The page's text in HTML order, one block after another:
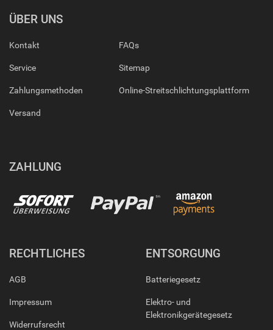
ÜBER UNS
Kontakt
Service
Zahlungsmethoden
Versand
FAQs
Sitemap
Online-Streitschlichtungsplattform
ZAHLUNG
RECHTLICHES
AGB
Impressum
Widerrufsrecht
ENTSORGUNG
Batteriegesetz
Elektro- und
Elektronikgerätegesetz